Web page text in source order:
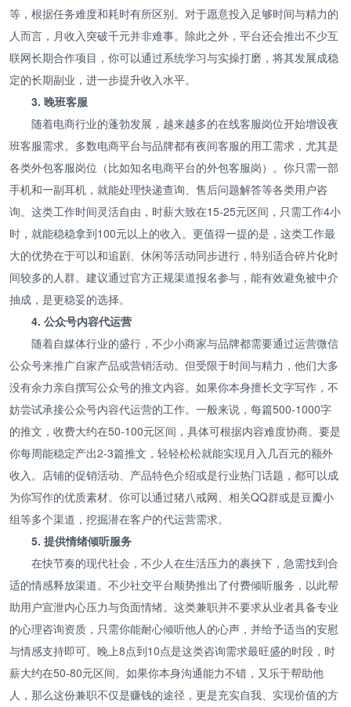
等，根据任务难度和耗时有所区别。对于愿意投入足够时间与精力的
人而言，月收入突破千元并非难事。除此之外，平台还会推出不少互
联网长期合作项目，你可以通过系统学习与实操打磨，将其发展成稳
定的长期副业，进一步提升收入水平。
3. 晚班客服
随着电商行业的蓬勃发展，越来越多的在线客服岗位开始增设夜
班客服需求。多数电商平台与品牌都有夜间客服的用工需求，尤其是
各类外包客服岗位（比如知名电商平台的外包客服岗）。你只需一部
手机和一副耳机，就能处理快递查询、售后问题解答等各类用户咨
询。这类工作时间灵活自由，时薪大致在15-25元区间，只需工作4小
时，就能稳稳拿到100元以上的收入。更值得一提的是，这类工作最
大的优势在于可以和追剧、休闲等活动同步进行，特别适合碎片化时
间较多的人群。建议通过官方正规渠道报名参与，能有效避免被中介
抽成，是更稳妥的选择。
4. 公众号内容代运营
随着自媒体行业的盛行，不少小商家与品牌都需要通过运营微信
公众号来推广自家产品或营销活动。但受限于时间与精力，他们大多
没有余力亲自撰写公众号的推文内容。如果你本身擅长文字写作，不
妨尝试承接公众号内容代运营的工作。一般来说，每篇500-1000字
的推文，收费大约在50-100元区间，具体可根据内容难度协商。要是
你每周能稳定产出2-3篇推文，轻轻松松就能实现月入几百元的额外
收入。店铺的促销活动、产品特色介绍或是行业热门话题，都可以成
为你写作的优质素材。你可以通过猪八戒网、相关QQ群或是豆瓣小
组等多个渠道，挖掘潜在客户的代运营需求。
5. 提供情绪倾听服务
在快节奏的现代社会，不少人在生活压力的裹挟下，急需找到合
适的情感释放渠道。不少社交平台顺势推出了付费倾听服务，以此帮
助用户宣泄内心压力与负面情绪。这类兼职并不要求从业者具备专业
的心理咨询资质，只需你能耐心倾听他人的心声，并给予适当的安慰
与情感支持即可。晚上8点到10点是这类咨询需求最旺盛的时段，时
薪大约在50-80元区间。如果你本身沟通能力不错，又乐于帮助他
人，那么这份兼职不仅是赚钱的途径，更是充实自我、实现价值的方